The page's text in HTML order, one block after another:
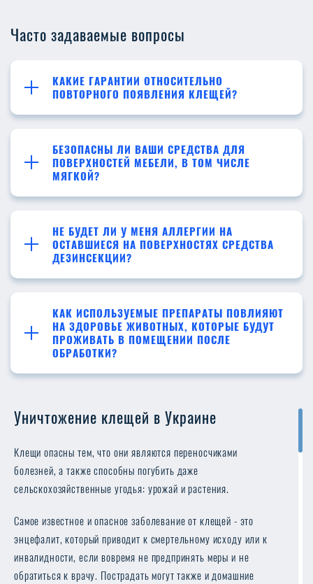
Часто задаваемые вопросы
КАКИЕ ГАРАНТИИ ОТНОСИТЕЛЬНО
ПОВТОРНОГО ПОЯВЛЕНИЯ КЛЕЩЕЙ?
БЕЗОПАСНЫ ЛИ ВАШИ СРЕДСТВА ДЛЯ
ПОВЕРХНОСТЕЙ МЕБЕЛИ, В ТОМ ЧИСЛЕ
МЯГКОЙ?
НЕ БУДЕТ ЛИ У МЕНЯ АЛЛЕРГИИ НА
ОСТАВШИЕСЯ НА ПОВЕРХНОСТЯХ СРЕДСТВА
ДЕЗИНСЕКЦИИ?
КАК ИСПОЛЬЗУЕМЫЕ ПРЕПАРАТЫ ПОВЛИЯЮТ
НА ЗДОРОВЬЕ ЖИВОТНЫХ, КОТОРЫЕ БУДУТ
ПРОЖИВАТЬ В ПОМЕЩЕНИИ ПОСЛЕ
ОБРАБОТКИ?
Уничтожение клещей в Украине
Клещи опасны тем, что они являются переносчиками
болезней, а также способны погубить даже
сельскохозяйственные угодья: урожай и растения.
Самое известное и опасное заболевание от клещей - это
энцефалит, который приводит к смертельному исходу или к
инвалидности, если вовремя не предпринять меры и не
обратиться к врачу. Пострадать могут также и домашние